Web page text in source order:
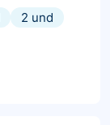
2 und